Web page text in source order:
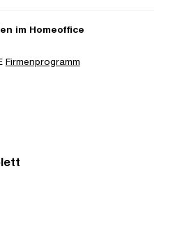
im Homeoffice
Firmenprogramm